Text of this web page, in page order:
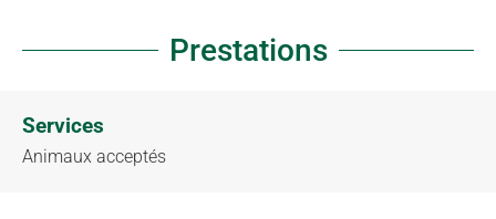
Prestations
Services
Animaux acceptés